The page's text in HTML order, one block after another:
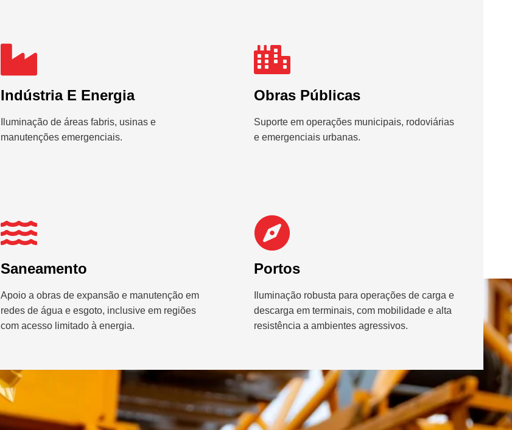
Indústria E Energia
Iluminação de áreas fabris, usinas e
manutenções emergenciais.
Obras Públicas
Suporte em operações municipais, rodoviárias
e emergenciais urbanas.
Saneamento
Apoio a obras de expansão e manutenção em
redes de água e esgoto, inclusive em regiões
com acesso limitado à energia.
Portos
Iluminação robusta para operações de carga e
descarga em terminais, com mobilidade e alta
resistência a ambientes agressivos.